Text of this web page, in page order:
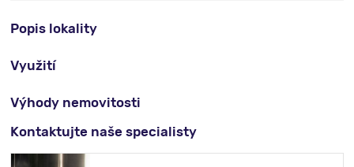
Popis lokality
Využití
Výhody nemovitosti
Kontaktujte naše specialisty